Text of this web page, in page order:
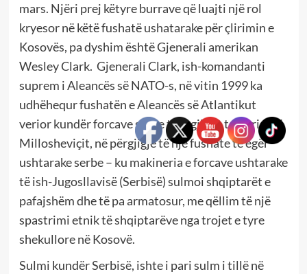
mars. Njëri prej këtyre burrave që luajti një rol
kryesor në këtë fushatë ushatarake për çlirimin e
Kosovës, pa dyshim është Gjenerali amerikan
Wesley Clark. Gjenerali Clark, ish-komandanti
suprem i Aleancës së NATO-s, në vitin 1999 ka
udhëhequr fushatën e Aleancës së Atlantikut
verior kundër forcave serbe të regjimit terrorist të
Millosheviçit, në përgjigje të një fushate të egër
ushtarake serbe – ku makineria e forcave ushtarake
të ish-Jugosllavisë (Serbisë) sulmoi shqiptarët e
pafajshëm dhe të pa armatosur, me qëllim të një
spastrimi etnik të shqiptarëve nga trojet e tyre
shekullore në Kosovë.
Sulmi kundër Serbisë, ishte i pari sulm i tillë në